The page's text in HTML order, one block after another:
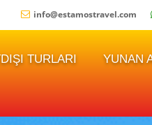
info@estamostravel.com
TURLARI YUNAN